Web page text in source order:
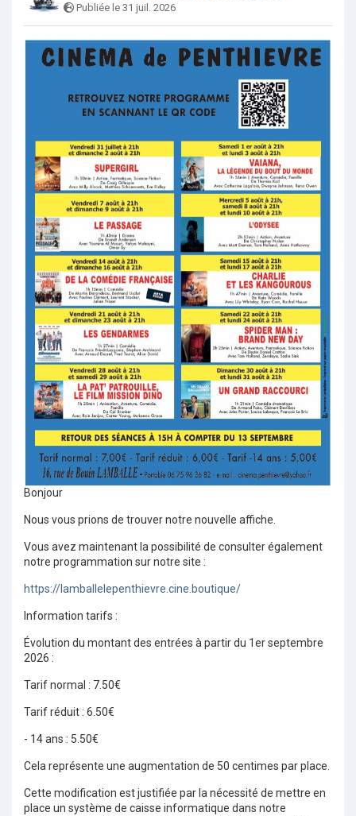
Publiée le 31 juil. 2026
Bonjour
Nous vous prions de trouver notre nouvelle affiche.
Vous avez maintenant la possibilité de consulter également
notre programmation sur notre site :
https://lamballelepenthievre.cine.boutique/
Information tarifs :
Évolution du montant des entrées à partir du 1er septembre
2026 :
Tarif normal : 7.50€
Tarif réduit : 6.50€
- 14 ans : 5.50€
Cela représente une augmentation de 50 centimes par place.
Cette modification est justifiée par la nécessité de mettre en
place un système de caisse informatique dans notre